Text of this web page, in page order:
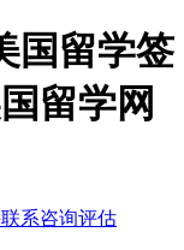
国留学签
留学网
联系咨询评估